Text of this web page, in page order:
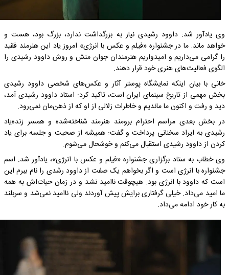
وی یادآور شد: داوود رشیدی نیاز به بزرگداشت ندارد، بزرگ بود، هست و
خواهد ماند. ما در جشنواره «فیلم و عکس با انرژی» امروز یاد این هنرمند فقید
را گرامی می‌داریم و امیدواریم هنرمندان جوان منش و روش داوود رشیدی را
الگوی فعالیت‌های هنری خود قرار دهند.
خانی با بیان اینکه نمایشگاه پوستر آثار و عکس‌های شخصی داوود رشیدی
بخش مهمی از تاریخ سینمای ایران است، تاکید کرد: استاد داوود رشیدی آمد،
دید و رفت و اکنون ما ماندیم و خاطرات زلالی از او که از ذهن‌مان نمی‌رود.
در بخش بعدی مراسم احترام برومند هنرمند شناخته‌شده و همسر زنده‌یاد
رشیدی به ایراد سخنانی پرداخت و گفت: همیشه از صحبت و جلسه برای یاد
کردن از داوود رشیدی استقبال می‌کنم و خوشحال می‌شوم.
وی خطاب به ستاد برگزاری جشنواره «فیلم و عکس با انرژی»، یادآور شد: اسم
جشنواره با انرژی است و اگر بخواهم یک صفت از داوود رشدی را نام ببرم این
است که داوود با انرژی بود. هیچوقت ناامید نشد و در زمان حیات‌اش به همه
ما امید می‌داد. خیلی گرفتاری برایش پیش آوردند ولی ناامید نمی‌شد و سربلند
به کار خود ادامه می‌داد.